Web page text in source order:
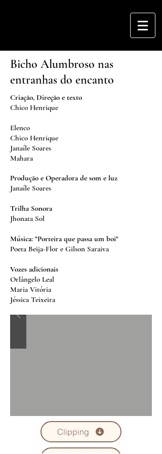
Bicho Alumbroso nas
entranhas do encanto
Criação, Direção e texto
Chico Henrique
Elenco
Chico Henrique
Janaíle Soares
Mahara
Produção e Operadora de som e luz
Janaíle Soares
Trilha Sonora
Jhonata Sol
Música: "Porteira que passa um boi"
Poeta Beija-Flor e Gilson Saraiva
Vozes adicionais
Orlângelo Leal
Maria Vitória
Jéssica Teixeira
Clipping